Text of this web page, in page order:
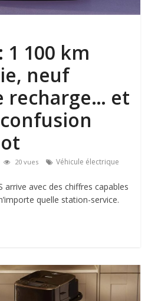
1 100 km
neuf
recharge… et
20 vues Véhicule électrique
arrive avec des chiffres capables
quelle station-service.